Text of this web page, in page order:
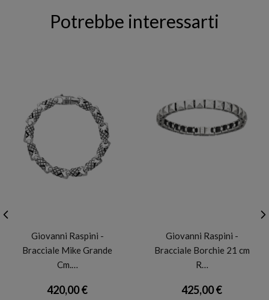
Potrebbe interessarti
Giovanni Raspini -
Bracciale Mike Grande
Cm.…
420,00 €
Giovanni Raspini -
Bracciale Borchie 21 cm
R…
425,00 €